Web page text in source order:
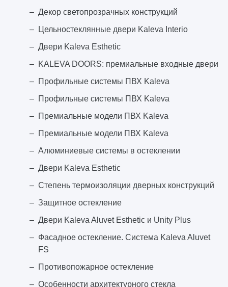
Декор светопрозрачных конструкций
Цельностеклянные двери Kaleva Interio
Двери Kaleva Esthetic
KALEVA DOORS: премиальные входные двери
Профильные системы ПВХ Kaleva
Профильные системы ПВХ Kaleva
Премиальные модели ПВХ Kaleva
Премиальные модели ПВХ Kaleva
Алюминиевые системы в остеклении
Двери Kaleva Esthetic
Степень термоизоляции дверных конструкций
Защитное остекление
Двери Kaleva Aluvet Esthetic и Unity Plus
Фасадное остекление. Система Kaleva Aluvet
FS
Противопожарное остекление
Особенности архитектурного стекла